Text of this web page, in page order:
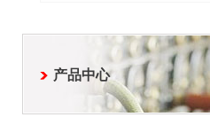
产品中心